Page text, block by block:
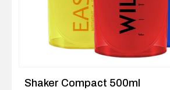
Shaker Compact 500ml